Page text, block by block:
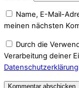
Name, E-Mail-
meinen nächsten
Durch die
Verarbeitung deiner
Datenschutzerklärung